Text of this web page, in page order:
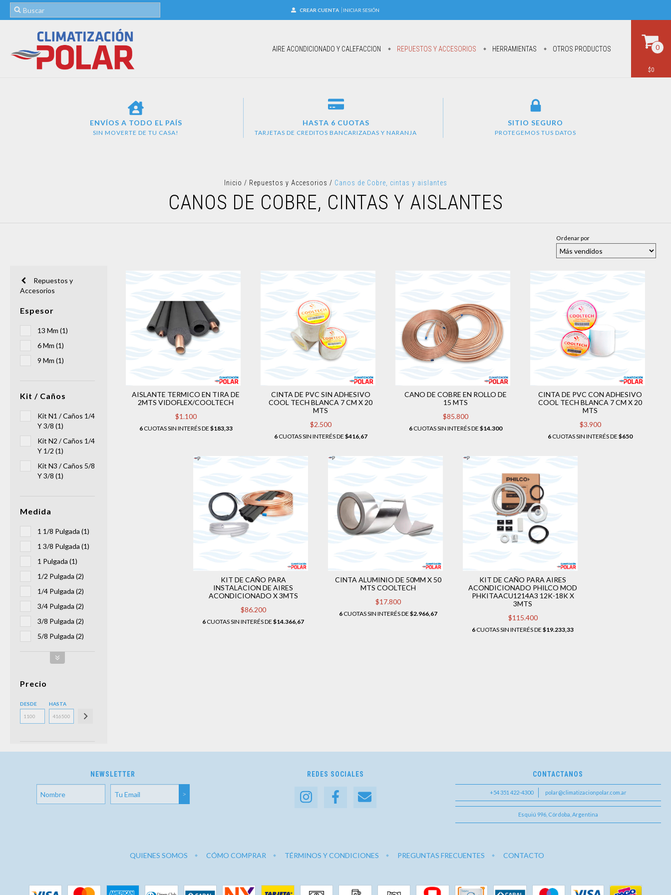
CREAR CUENTA INICIAR SESIÓN
AIRE ACONDICIONADO Y CALEFACCION REPUESTOS Y ACCESORIOS HERRAMIENTAS OTROS PRODUCTOS 0
$0
ENVÍOS A TODO EL PAÍS
SIN MOVERTE DE TU CASA!
HASTA 6 CUOTAS
TARJETAS DE CREDITOS BANCARIZADAS Y NARANJA
SITIO SEGURO
PROTEGEMOS TUS DATOS
Inicio / Repuestos y Accesorios / Canos de Cobre, cintas y aislantes
CANOS DE COBRE, CINTAS Y AISLANTES
Ordenar por
Repuestos y
Accesorios
Espesor
13 Mm (1)
6 Mm (1)
9 Mm (1)
Kit / Caños
Kit N1 / Caños 1/4
Y 3/8 (1)
Kit N2 / Caños 1/4
Y 1/2 (1)
Kit N3 / Caños 5/8
Y 3/8 (1)
Medida
1 1/8 Pulgada (1)
1 3/8 Pulgada (1)
1 Pulgada (1)
1/2 Pulgada (2)
1/4 Pulgada (2)
3/4 Pulgada (2)
3/8 Pulgada (2)
5/8 Pulgada (2)
Precio
DESDE HASTA
AISLANTE TERMICO EN TIRA DE
2MTS VIDOFLEX/COOLTECH
$1.100
6CUOTAS SIN INTERÉS DE $183,33
CINTA DE PVC SIN ADHESIVO
COOL TECH BLANCA 7 CM X 20
MTS
$2.500
6CUOTAS SIN INTERÉS DE $416,67
CANO DE COBRE EN ROLLO DE
15 MTS
$85.800
6CUOTAS SIN INTERÉS DE $14.300
CINTA DE PVC CON ADHESIVO
COOL TECH BLANCA 7 CM X 20
MTS
$3.900
6CUOTAS SIN INTERÉS DE$650
KIT DE CAÑO PARA
INSTALACION DE AIRES
ACONDICIONADO X 3MTS
$86.200
6CUOTAS SIN INTERÉS DE$14.366,67
CINTA ALUMINIO DE 50MM X 50
MTS COOLTECH
$17.800
6CUOTAS SIN INTERÉS DE $2.966,67
KIT DE CAÑO PARA AIRES
ACONDICIONADO PHILCO MOD
PHKITAACU1214A3 12K-18K X
3MTS
$115.400
6CUOTAS SIN INTERÉS DE$19.233,33
NEWSLETTER REDES SOCIALES CONTACTANOS
+54 351 422-4300 polar@climatizacionpolar.com.ar
Esquiú 996, Córdoba, Argentina
QUIENES SOMOS CÓMO COMPRAR TÉRMINOS Y CONDICIONES PREGUNTAS FRECUENTES CONTACTO